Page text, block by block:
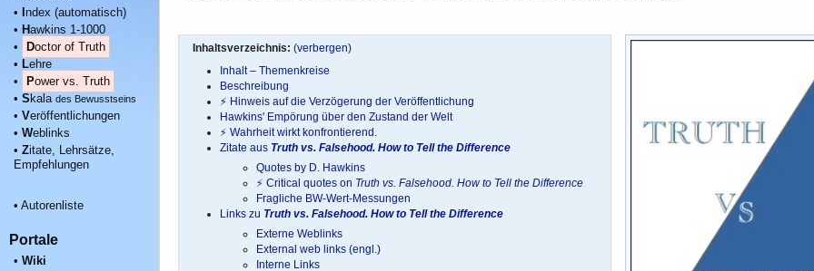
• ndex (automatisch)
• Hawkins 1-1000
•
Doctor of Truth
• Lehre
•
Power vs. Truth
• S kala des Bewusstseins
• Veröffentlichungen
• Weblinks
• Zitate, Lehrsätze,
Empfehlungen
• Autorenliste
Portale
• Wiki
Inhaltsverzeichnis: (verbergen)
Inhalt – Themenkreise
Beschreibung
⚡ Hinweis auf die Verzögerung der Veröffentlichung
Hawkins' Empörung über den Zustand der Welt
⚡ Wahrheit wirkt konfrontierend.
Zitate aus Truth vs. Falsehood. How to Tell the Difference
Quotes by D. Hawkins
⚡ Critical quotes on Truth vs. Falsehood. How to Tell the Difference
Fragliche BW-Wert-Messungen
Links zu Truth vs. Falsehood. How to Tell the Difference
Externe Weblinks
External web links (engl.)
Interne Links